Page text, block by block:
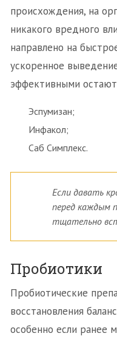
происхождения, на
никакого вредного
направлено на
ускоренное
эффективными
Эспумизан;
Инфакол;
Саб Симплекс.
Если давать
перед каждым
тщательно
Пробиотики
Пробиотические
восстановления
особенно если ранее